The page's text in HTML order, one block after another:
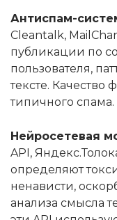
Антиспам-
Cleantalk,
публикации по
пользователя,
тексте. Качество
типичного спама.
Нейросетевая
API,
определяют
ненависти,
анализа смысла